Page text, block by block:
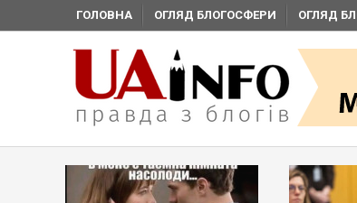
ГОЛОВНА ОГЛЯД БЛОГОСФЕРИ ОГЛЯД